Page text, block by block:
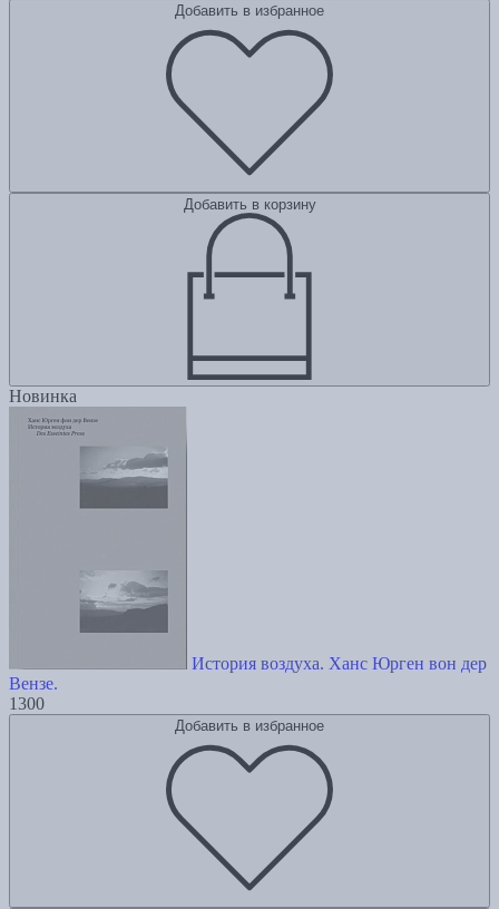
Добавить в избранное
Добавить в корзину
Новинка
История воздуха. Ханс Юрген вон дер
Вензе.
1300
Добавить в избранное